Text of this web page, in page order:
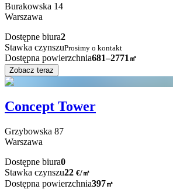
Burakowska 14
Warszawa
Dostępne biura2
Stawka czynszuProsimy o kontakt
Dostępna powierzchnia681–2771 ㎡
Zobacz teraz
Concept Tower
Grzybowska 87
Warszawa
Dostępne biura0
Stawka czynszu22 €/㎡
Dostępna powierzchnia397㎡